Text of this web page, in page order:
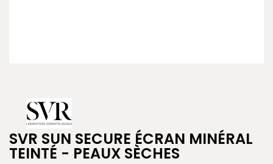
SVR SUN SECURE ÉCRAN MINÉRAL
TEINTÉ - PEAUX SÈCHES